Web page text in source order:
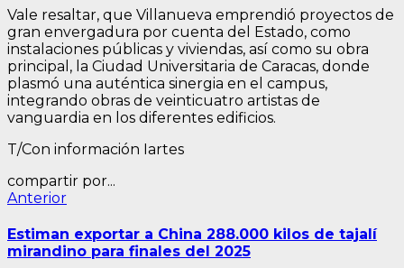
Vale resaltar, que Villanueva emprendió proyectos de
gran envergadura por cuenta del Estado, como
instalaciones públicas y viviendas, así como su obra
principal, la Ciudad Universitaria de Caracas, donde
plasmó una auténtica sinergia en el campus,
integrando obras de veinticuatro artistas de
vanguardia en los diferentes edificios.
T/Con información Iartes
compartir por...
Navegación
de
entradas
AnteriorEntrada
Estiman exportar a China 288.000 kilos de tajalí
mirandino para finales del 2025